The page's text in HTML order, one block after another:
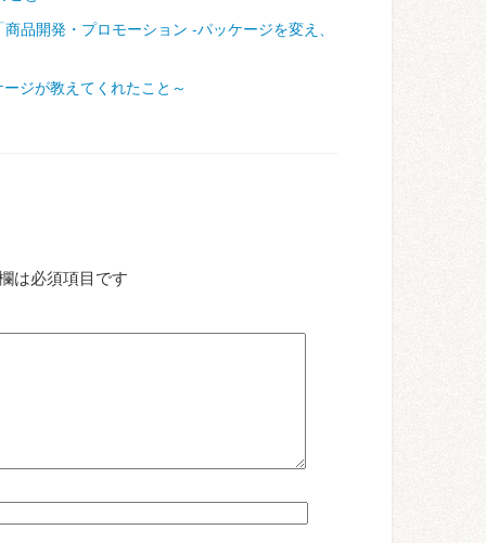
開発・プロモーション ‐パッケージを変え、
ジが教えてくれたこと～
は必須項目です